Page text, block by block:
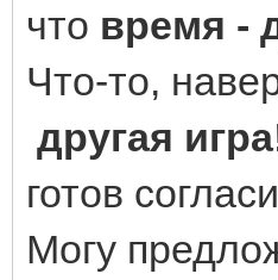
что время -
Что-то,
другая игра
готов
Могу